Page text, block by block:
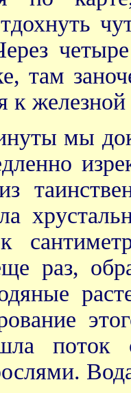
там
к
мы
раз,
поток